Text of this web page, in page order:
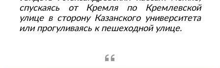
спускаясь от Кремля по Кремлевской
улице в сторону Казанского университета
или прогуливаясь к пешеходной улице.